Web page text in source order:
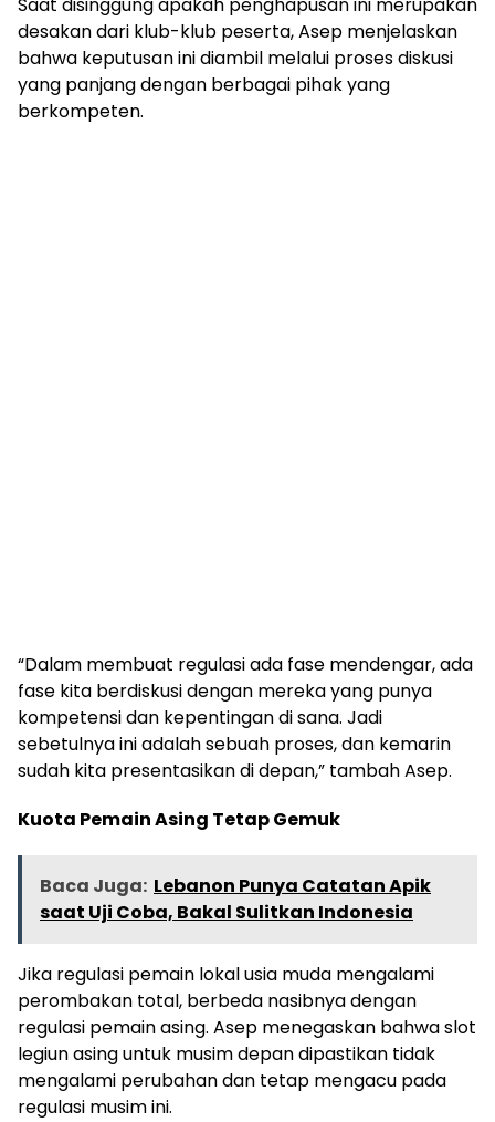
desakan dari klub-klub peserta, Asep menjelaskan
bahwa keputusan ini diambil melalui proses diskusi
yang panjang dengan berbagai pihak yang
berkompeten.
“Dalam membuat regulasi ada fase mendengar, ada
fase kita berdiskusi dengan mereka yang punya
kompetensi dan kepentingan di sana. Jadi
sebetulnya ini adalah sebuah proses, dan kemarin
sudah kita presentasikan di depan,” tambah Asep.
Kuota Pemain Asing Tetap Gemuk
Baca Juga: Lebanon Punya Catatan Apik
saat Uji Coba, Bakal Sulitkan Indonesia
Jika regulasi pemain lokal usia muda mengalami
perombakan total, berbeda nasibnya dengan
regulasi pemain asing. Asep menegaskan bahwa slot
legiun asing untuk musim depan dipastikan tidak
mengalami perubahan dan tetap mengacu pada
regulasi musim ini.